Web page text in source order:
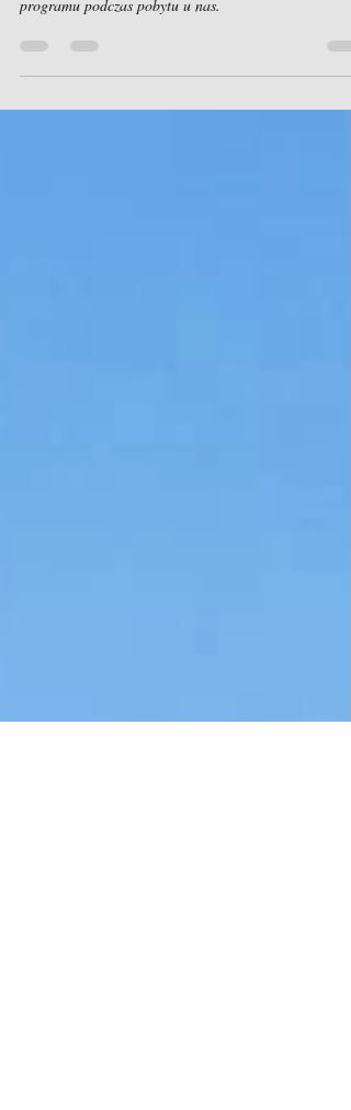
Góry Sokole
Punkty widokowe na szczytach Sokolika i Krzyżnej
w Górach Sokolich, to niemal obowiązkowy punkt